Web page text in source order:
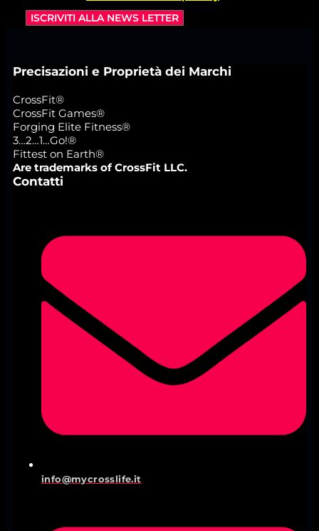
ISCRIVITI ALLA NEWS LETTER
Precisazioni e Proprietà dei Marchi
CrossFit®
CrossFit Games®
Forging Elite Fitness®
3…2…1…Go!®
Fittest on Earth®
Are trademarks of CrossFit LLC.
Contatti
info@mycrosslife.it